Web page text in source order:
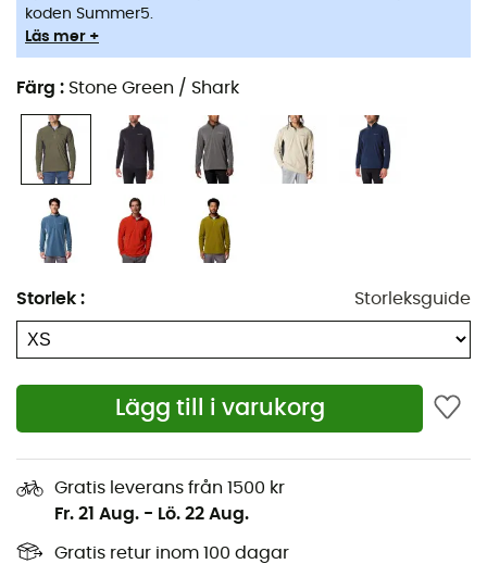
koden Summer5.
Läs mer +
Färg : Stone Green / Shark
Storlek : Storleksguide
Lägg till i varukorg
Gratis leverans från 1500 kr
Fr. 21 Aug. - Lö. 22 Aug.
Gratis retur inom 100 dagar
DenKlamath Range™ II Half Zip-leecetröjorförmän
frånColumbiaär det perfekta andra lagret för dina
sportaktiviteter. Om vinden börjar blåsa under din
vandring, ta på dig denna leecetröjor för att skydda dig
mot kylan. Den är utrustad medOmni-Shade™-
teknologi som blockerar skadliga solstrålar. Du kan njuta
av solen på ett säkert sätt. Med Klamath Range™ II Half
Zip håller du dig varm under dina utomhusaktiviteter!